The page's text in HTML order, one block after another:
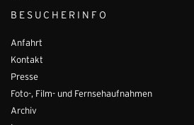
BESUCHERINFO
Anfahrt
Kontakt
Presse
Foto-, Film- und Fernsehaufnahmen
Archiv